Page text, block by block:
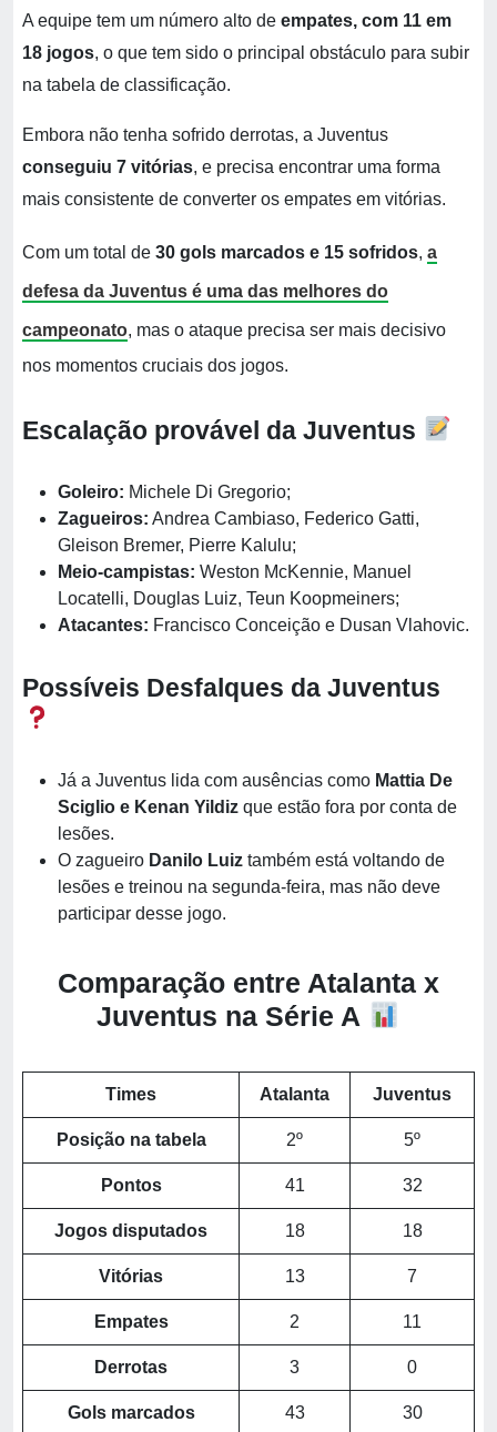
A equipe tem um número alto de empates, com 11 em
18 jogos, o que tem sido o principal obstáculo para subir
na tabela de classificação.
Embora não tenha sofrido derrotas, a Juventus
conseguiu 7 vitórias, e precisa encontrar uma forma
mais consistente de converter os empates em vitórias.
Com um total de 30 gols marcados e 15 sofridos, a
defesa da Juventus é uma das melhores do
campeonato, mas o ataque precisa ser mais decisivo
nos momentos cruciais dos jogos.
Escalação provável da Juventus
Goleiro: Michele Di Gregorio;
Zagueiros: Andrea Cambiaso, Federico Gatti,
Gleison Bremer, Pierre Kalulu;
Meio-campistas: Weston McKennie, Manuel
Locatelli, Douglas Luiz, Teun Koopmeiners;
Atacantes: Francisco Conceição e Dusan Vlahovic.
Possíveis Desfalques da Juventus
Já a Juventus lida com ausências como Mattia De
Sciglio e Kenan Yildiz que estão fora por conta de
lesões.
O zagueiro Danilo Luiz também está voltando de
lesões e treinou na segunda-feira, mas não deve
participar desse jogo.
Comparação entre Atalanta x
Juventus na Série A
Times Atalanta Juventus
Posição na tabela 2º 5º
Pontos 41 32
Jogos disputados 18 18
Vitórias 13 7
Empates 2 11
Derrotas 3 0
Gols marcados 43 30